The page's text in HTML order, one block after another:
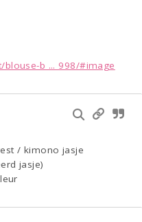
b ... 998/#image
/ kimono jasje
jasje)